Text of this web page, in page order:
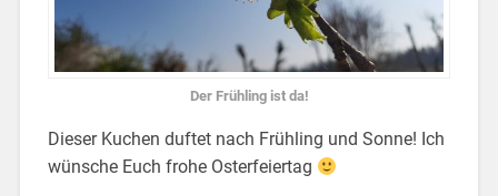
Der Frühling ist da!
Dieser Kuchen duftet nach Frühling und Sonne! Ich
wünsche Euch frohe Osterfeiertag